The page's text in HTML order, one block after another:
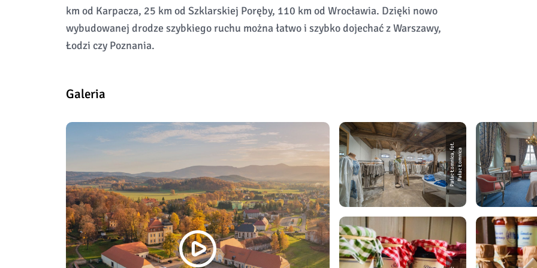
km od Karpacza, 25 km od Szklarskiej Poręby, 110 km od Wrocławia. Dzięki nowo
wybudowanej drodze szybkiego ruchu można łatwo i szybko dojechać z Warszawy,
Łodzi czy Poznania.
Galeria
P
a
ł
a
c
Ł
o
m
ni
c
a,f
o
t.
P
a
ł
a
c
Ł
o
m
ni
ca